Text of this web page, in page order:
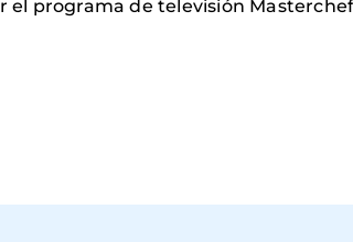
el programa de televisión